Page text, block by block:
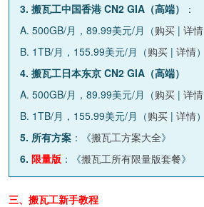
3. 搬瓦工中国香港 CN2 GIA（高端）
：
A. 500GB/月，89.99美元/月（购买 | 详情
B. 1TB/月，155.99美元/月（购买 | 详情）
4. 搬瓦工日本东京 CN2 GIA（高端）
A. 500GB/月，89.99美元/月（购买 | 详情
B. 1TB/月，155.99美元/月（购买 | 详情）
5. 所有方案 ：《搬瓦工方案大全》
6. 限量版 ：《搬瓦工所有限量版套餐》
三、搬瓦工新手教程